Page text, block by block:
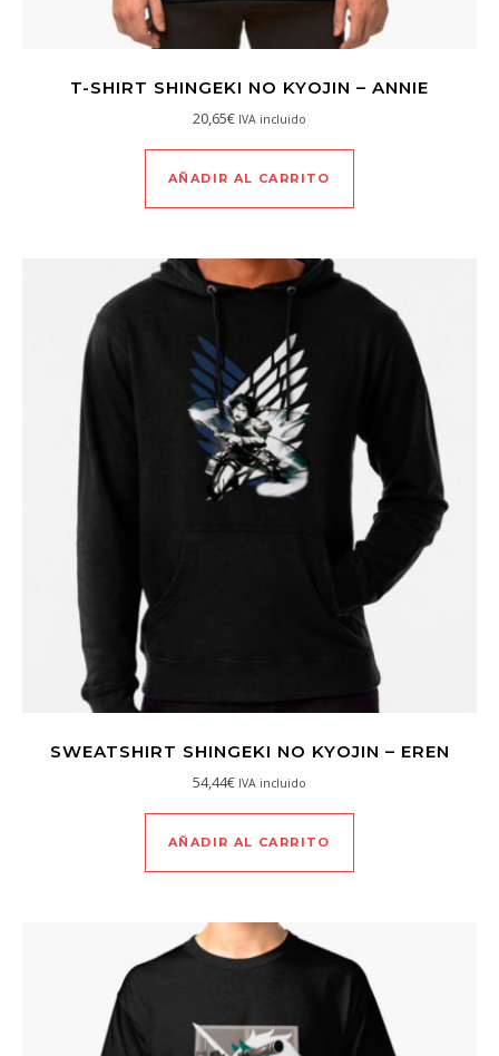
T-SHIRT SHINGEKI NO KYOJIN – ANNIE
20,65€ IVA incluido
AÑADIR AL CARRITO
SWEATSHIRT SHINGEKI NO KYOJIN – EREN
54,44€ IVA incluido
AÑADIR AL CARRITO